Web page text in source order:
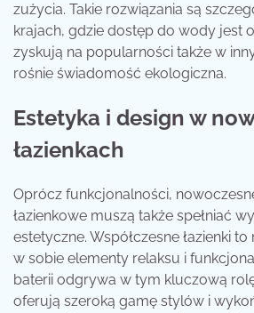
zużycia. Takie rozwiązania są
krajach, gdzie dostęp do wody jest
zyskują na popularności także w
rośnie świadomość ekologiczna.
Estetyka i design w
łazienkach
Oprócz funkcjonalności,
łazienkowe muszą także spełniać
estetyczne. Współczesne łazienki
w sobie elementy relaksu i
baterii odgrywa w tym kluczową
oferują szeroką gamę stylów i